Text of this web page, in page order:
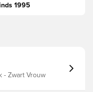
1995
- Zwart Vrouw